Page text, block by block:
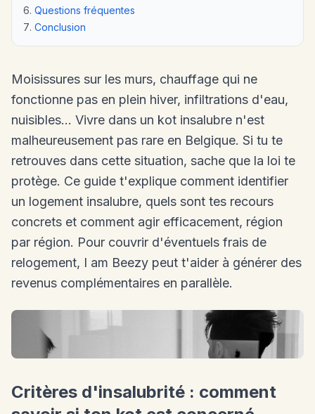
Questions fréquentes
Conclusion
Moisissures sur les murs, chauffage qui ne
fonctionne pas en plein hiver, infiltrations d'eau,
nuisibles... Vivre dans un kot insalubre n'est
malheureusement pas rare en Belgique. Si tu te
retrouves dans cette situation, sache que la loi te
protège. Ce guide t'explique comment identifier
un logement insalubre, quels sont tes recours
concrets et comment agir efficacement, région
par région. Pour couvrir d'éventuels frais de
relogement, I am Beezy peut t'aider à générer des
revenus complémentaires en parallèle.
Critères d'insalubrité : comment